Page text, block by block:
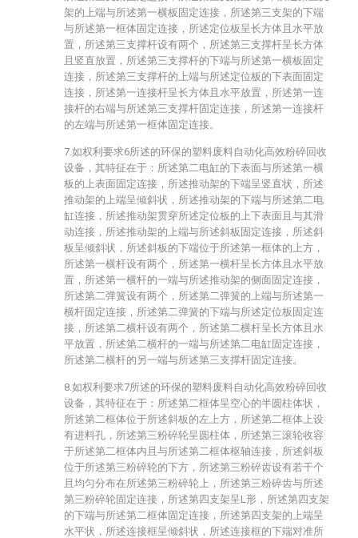
架的上端与所述第一横板固定连接，所述第三支架的下端
与所述第一框体固定连接，所述定位板呈长方体且水平放
置，所述第三支撑杆设有两个，所述第三支撑杆呈长方体
且竖直放置，所述第三支撑杆的下端与所述第一横板固定
连接，所述第三支撑杆的上端与所述定位板的下表面固定
连接，所述第一连接杆呈长方体且水平放置，所述第一连
接杆的右端与所述第三支撑杆固定连接，所述第一连接杆
的左端与所述第一框体固定连接。
7.如权利要求6所述的环保的塑料废料自动化高效粉碎回收
设备，其特征在于：所述第二电缸的下表面与所述第一横
板的上表面固定连接，所述推动架的下端呈竖直状，所述
推动架的上端呈倾斜状，所述推动架的下端与所述第二电
缸连接，所述推动架贯穿所述定位板的上下表面且与其滑
动连接，所述推动架的上端与所述斜板固定连接，所述斜
板呈倾斜状，所述斜板的下端位于所述第一框体的上方，
所述第一横杆设有两个，所述第一横杆呈长方体且水平放
置，所述第一横杆的一端与所述推动架的侧面固定连接，
所述第二弹簧设有两个，所述第二弹簧的上端与所述第一
横杆固定连接，所述第二弹簧的下端与所述定位板固定连
接，所述第二横杆设有两个，所述第二横杆呈长方体且水
平放置，所述第二横杆的一端与所述第二电缸固定连接，
所述第二横杆的另一端与所述第三支撑杆固定连接。
8.如权利要求7所述的环保的塑料废料自动化高效粉碎回收
设备，其特征在于：所述第二框体呈空心的半圆柱体状，
所述第二框体位于所述斜板的左上方，所述第二框体上设
有进料孔，所述第三粉碎轮呈圆柱体，所述第三滚轮收容
于所述第二框体内且与所述第二框体枢轴连接，所述斜板
位于所述第三粉碎轮的下方，所述第三粉碎齿设有若干个
且均匀分布在所述第三粉碎轮上，所述第三粉碎齿与所述
第三粉碎轮固定连接，所述第四支架呈L形，所述第四支架
的下端与所述第二框体固定连接，所述第四支架的上端呈
水平状，所述连接框呈倾斜状，所述连接框的下端对准所